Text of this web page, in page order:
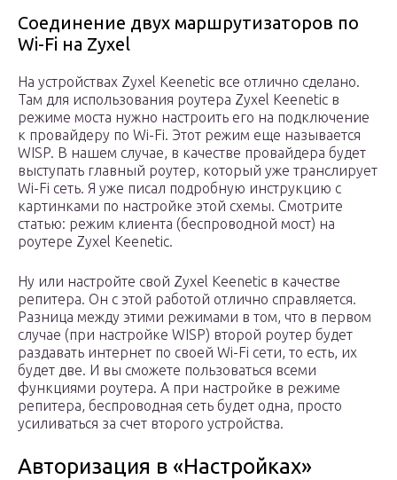
Соединение двух маршрутизаторов по
Wi-Fi на Zyxel
На устройствах Zyxel Keenetic все отлично сделано.
Там для использования роутера Zyxel Keenetic в
режиме моста нужно настроить его на подключение
к провайдеру по Wi-Fi. Этот режим еще называется
WISP. В нашем случае, в качестве провайдера будет
выступать главный роутер, который уже транслирует
Wi-Fi сеть. Я уже писал подробную инструкцию с
картинками по настройке этой схемы. Смотрите
статью: режим клиента (беспроводной мост) на
роутере Zyxel Keenetic.
Ну или настройте свой Zyxel Keenetic в качестве
репитера. Он с этой работой отлично справляется.
Разница между этими режимами в том, что в первом
случае (при настройке WISP) второй роутер будет
раздавать интернет по своей Wi-Fi сети, то есть, их
будет две. И вы сможете пользоваться всеми
функциями роутера. А при настройке в режиме
репитера, беспроводная сеть будет одна, просто
усиливаться за счет второго устройства.
Авторизация в «Настройках»